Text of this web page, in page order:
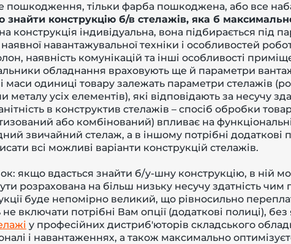
пошкодження, тільки фарба пошкоджена, або все
знайти конструкцію б/в стелажів, яка б
конструкція індивідуальна, вона підбирається під
навантажувальної техніки і особливостей
наявність комунікацій та інші особливості
обладнання враховують ще й параметри
маси одиниці товару залежать параметри стелажів
металу усіх елементів), які відповідають за несучу
в конструктив стелажів – спосіб обробки
або комбінований) впливає на
звичайний стелаж, а в іншому потрібні додаткові
всі можливі варіанти конструкцій стелажів.
якщо вдасться знайти б/у-шну конструкцію, в ній
розрахована на більш низьку несучу здатність чим
буде непомірно великий, що рівносильно
включати потрібні Вам опції (додаткові полиці),
у професійних дистриб'юторів складського
і навантаженнях, а також максимально